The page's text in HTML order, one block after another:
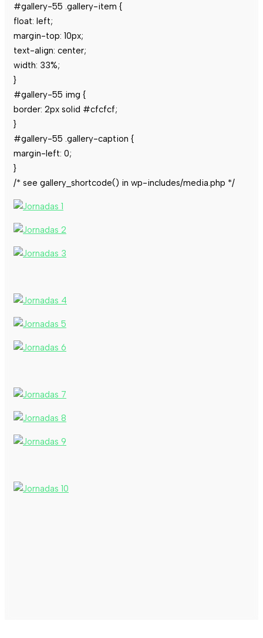
#gallery-55 .gallery-item {
float: left;
margin-top: 10px;
text-align: center;
width: 33%;
}
#gallery-55 img {
border: 2px solid #cfcfcf;
}
#gallery-55 .gallery-caption {
margin-left: 0;
}
/* see gallery_shortcode() in wp-includes/media.php */